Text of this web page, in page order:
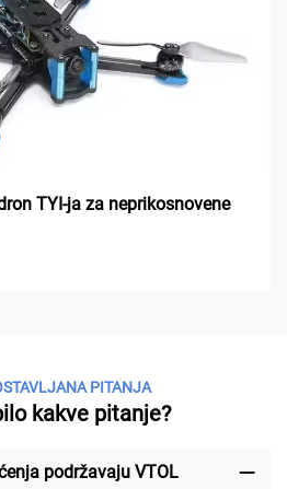
TYI-ja za neprikosnovene
PITANJA
kakve pitanje?
podržavaju VTOL